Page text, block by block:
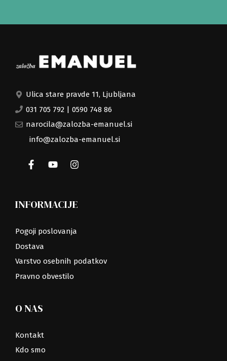
Ulica stare pravde 11, Ljubljana
031 705 792 | 0590 748 86
narocila@zalozba-emanuel.si
info@zalozba-emanuel.si
INFORMACIJE
Pogoji poslovanja
Dostava
Varstvo osebnih podatkov
Pravno obvestilo
O NAS
Kontakt
Kdo smo